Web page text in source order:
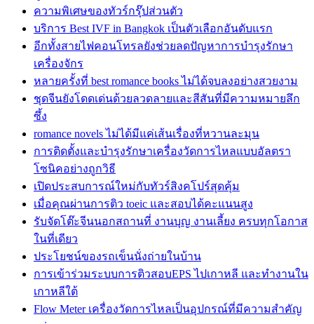
ความพิเศษของทัวร์กรุ๊ปส่วนตัว
บริการ Best IVF in Bangkok เป็นตัวเลือกอันดับแรก
อีกทั้งสายไฟคอนโทรลยังช่วยลดปัญหาการบำรุงรักษา
เครื่องจักร
หลายครั้งที่ best romance books ไม่ได้จบลงอย่างสวยงาม
ชุดจีนยังโดดเด่นด้วยลวดลายและสีสันที่มีความหมายลึก
ซึ้ง
romance novels ไม่ได้มีแค่เส้นเรื่องที่หวานละมุน
การติดตั้งและบำรุงรักษาเครื่องวัดการไหลแบบอัลตรา
โซนิคอย่างถูกวิธี
เปิดประสบการณ์ใหม่กับทัวร์สิงคโปร์สุดคุ้ม
เมื่อคุณผ่านการติว toeic และสอบได้คะแนนสูง
รับจัดโต๊ะจีนนอกสถานที่ งานบุญ งานเลี้ยง ครบทุกโอกาส
ในที่เดียว
ประโยชน์ของรถเข็นนั่งถ่ายในบ้าน
การเข้าร่วมระบบการติวสอบEPS ไปเกาหลี และทำงานใน
เกาหลีใต้
Flow Meter เครื่องวัดการไหลเป็นอุปกรณ์ที่มีความสำคัญ